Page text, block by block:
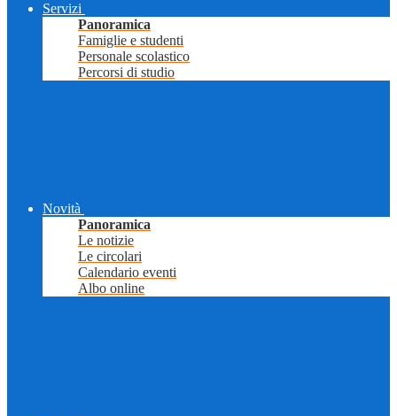
Servizi
Panoramica
Famiglie e studenti
Personale scolastico
Percorsi di studio
Novità
Panoramica
Le notizie
Le circolari
Calendario eventi
Albo online